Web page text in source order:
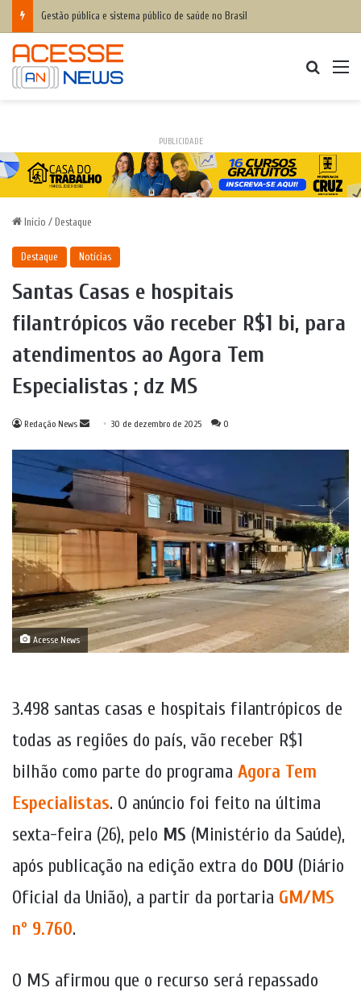
Gestão pública e sistema público de saúde no Brasil
PUBLICIDADE
Início / Destaque
Destaque Notícias
Santas Casas e hospitais
filantrópicos vão receber R$1 bi, para
atendimentos ao Agora Tem
Especialistas ; dz MS
Redação News
Mande
mail
30 de dezembro de 2025 0
Acesse News
3.498 santas casas e hospitais filantrópicos de
todas as regiões do país, vão receber R$1
bilhão como parte do programa Agora Tem
Especialistas. O anúncio foi feito na última
sexta-feira (26), pelo MS (Ministério da Saúde),
após publicação na edição extra do DOU (Diário
Oficial da União), a partir da portaria GM/MS
nº 9.760.
O MS afirmou que o recurso será repassado